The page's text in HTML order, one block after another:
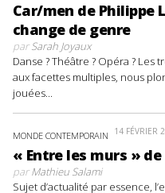
Car/men de Philippe
change de genre
parSarah Joyaux
Danse ? Théâtre ? Opéra ? Les
aux facettes multiples, nous
jouées...
MONDE CONTEMPORAIN 14 FÉVRIER
« Entre les murs »
parMathieu Salami
Sujet d’actualité par essence,